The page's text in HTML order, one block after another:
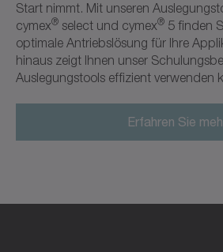
Start nimmt. Mit unseren
cymex® select und cymex® 5 finden
optimale Antriebslösung für Ihre
hinaus zeigt Ihnen unser
Auslegungstools effizient verwenden
Erfahren Sie